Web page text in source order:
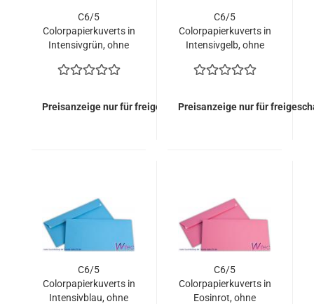
C6/5
Colorpapierkuverts in
Intensivgrün, ohne
= 79,00 EURO)
Preisanzeige nur für freigeschaltete Kunden
C6/5
Colorpapierkuverts in
Intensivgelb, ohne
= 79,00 EURO)
Preisanzeige nur für
C6/5
Colorpapierkuverts in
Intensivblau, ohne
C6/5
Colorpapierkuverts in
Eosinrot, ohne